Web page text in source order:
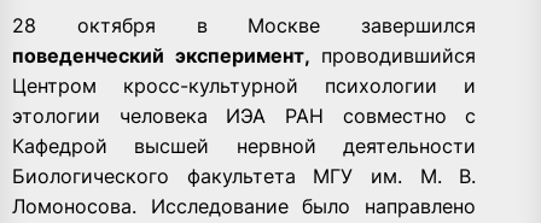
28 октября в Москве завершился
поведенческий эксперимент, проводившийся
Центром кросс-культурной психологии и
этологии человека ИЭА РАН совместно с
Кафедрой высшей нервной деятельности
Биологического факультета МГУ им. М. В.
Ломоносова. Исследование было направлено